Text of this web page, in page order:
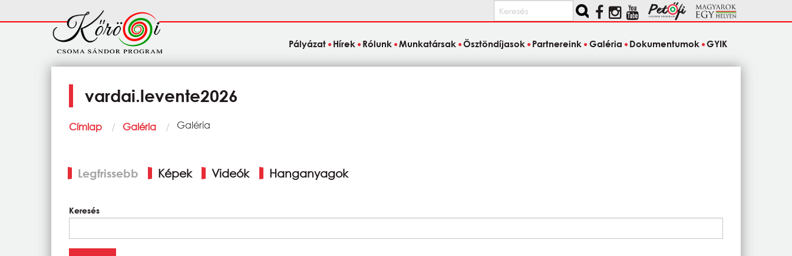
Keresés
Fő
navigáció
Pályázat Hírek Rólunk Munkatársak Ösztöndíjasok Partnereink Galéria Dokumentumok GYIK
vardai.levente2026
Morzsa
Címlap Galéria Current:
Galéria
fülek
Legfrissebb Képek Videók Hanganyagok
Keresés